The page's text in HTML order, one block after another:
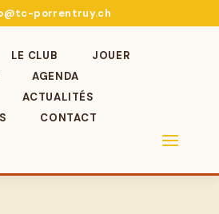
porrentruy.ch
LE CLUB
JOUER
AGENDA
ACTUALITÉS
CONTACT